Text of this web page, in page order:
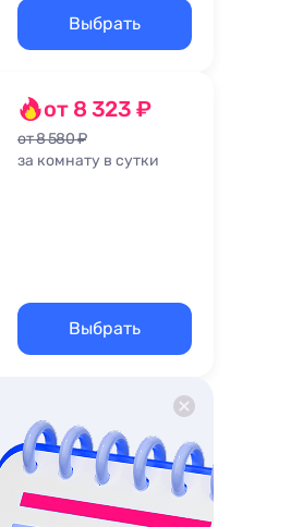
Выбрать
от 8 323 ₽
от 8 580 ₽
за комнату в сутки
Выбрать